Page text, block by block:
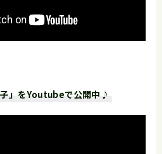
」をYoutubeで公開中♪